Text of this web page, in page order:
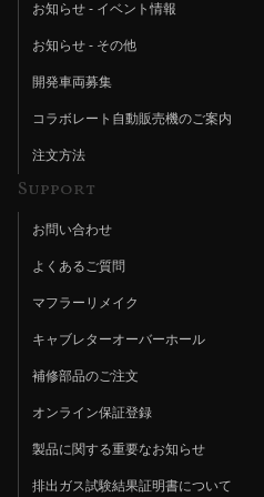
お知らせ - イベント情報
お知らせ - その他
開発車両募集
コラボレート自動販売機のご案内
注文方法
Support
お問い合わせ
よくあるご質問
マフラーリメイク
キャブレターオーバーホール
補修部品のご注文
オンライン保証登録
製品に関する重要なお知らせ
排出ガス試験結果証明書について